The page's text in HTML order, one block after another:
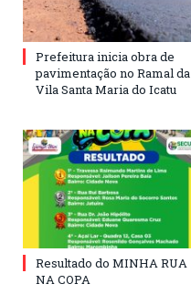
Prefeitura inicia obra de
pavimentação no Ramal da
Vila Santa Maria do Icatu
Resultado do MINHA RUA
NA COPA